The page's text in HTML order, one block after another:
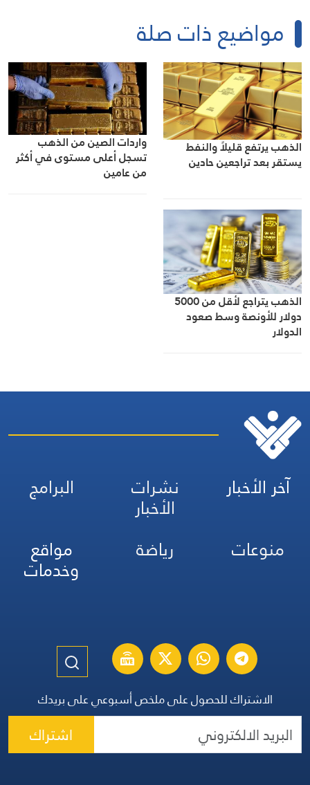
مواضيع ذات صلة
الذهب يرتفع قليلاً والنفط
يستقر بعد تراجعين حادين
واردات الصين من الذهب
تسجل أعلى مستوى في أكثر
من عامين
الذهب يتراجع لأقل من 5000
دولار للأونصة وسط صعود
الدولار
آخر الأخبار نشرات
الأخبار
البرامج
منوعات
رياضة مواقع
وخدمات
الاشتراك للحصول على ملخص أسبوعي على بريدك
اشتراك